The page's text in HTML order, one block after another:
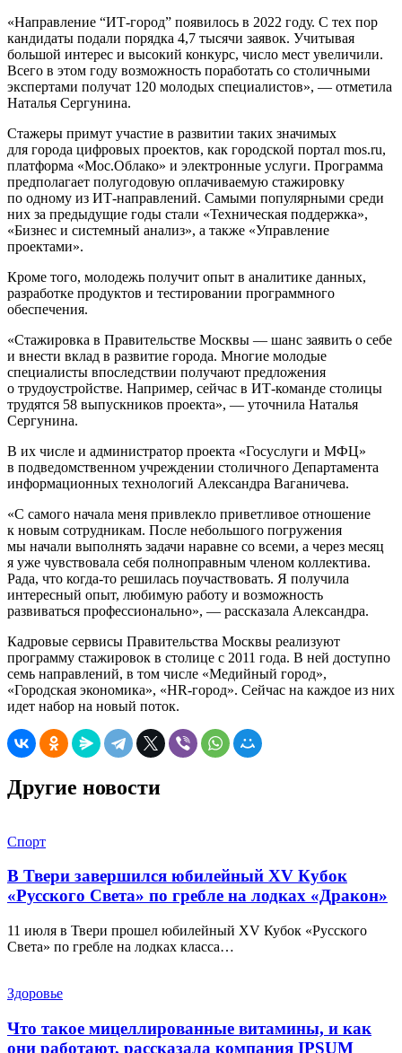
«Направление “ИТ-город” появилось в 2022 году. С тех пор
кандидаты подали порядка 4,7 тысячи заявок. Учитывая
большой интерес и высокий конкурс, число мест увеличили.
Всего в этом году возможность поработать со столичными
экспертами получат 120 молодых специалистов», — отметила
Наталья Сергунина.
Стажеры примут участие в развитии таких значимых
для города цифровых проектов, как городской портал mos.ru,
платформа «Мос.Облако» и электронные услуги. Программа
предполагает полугодовую оплачиваемую стажировку
по одному из ИТ-направлений. Самыми популярными среди
них за предыдущие годы стали «Техническая поддержка»,
«Бизнес и системный анализ», а также «Управление
проектами».
Кроме того, молодежь получит опыт в аналитике данных,
разработке продуктов и тестировании программного
обеспечения.
«Стажировка в Правительстве Москвы — шанс заявить о себе
и внести вклад в развитие города. Многие молодые
специалисты впоследствии получают предложения
о трудоустройстве. Например, сейчас в ИТ-команде столицы
трудятся 58 выпускников проекта», — уточнила Наталья
Сергунина.
В их числе и администратор проекта «Госуслуги и МФЦ»
в подведомственном учреждении столичного Департамента
информационных технологий Александра Ваганичева.
«С самого начала меня привлекло приветливое отношение
к новым сотрудникам. После небольшого погружения
мы начали выполнять задачи наравне со всеми, а через месяц
я уже чувствовала себя полноправным членом коллектива.
Рада, что когда-то решилась поучаствовать. Я получила
интересный опыт, любимую работу и возможность
развиваться профессионально», — рассказала Александра.
Кадровые сервисы Правительства Москвы реализуют
программу стажировок в столице с 2011 года. В ней доступно
семь направлений, в том числе «Медийный город»,
«Городская экономика», «HR-город». Сейчас на каждое из них
идет набор на новый поток.
Другие новости
Спорт
В Твери завершился юбилейный XV Кубок
«Русского Света» по гребле на лодках «Дракон»
11 июля в Твери прошел юбилейный XV Кубок «Русского
Света» по гребле на лодках класса…
Здоровье
Что такое мицеллированные витамины, и как
они работают, рассказала компания IPSUM